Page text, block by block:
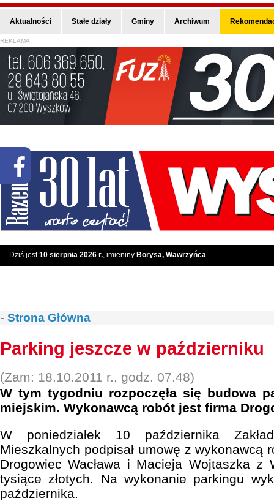
Aktualności Stałe działy Gminy Archiwum
REKLAMA
Dziś jest10 sierpnia 2026 r., imieniny Borysa, Wawrzyńca
- Strona Główna
Parking jeszcze w październiku
(Zam: 18.10.2011 r., godz. 07.48)
W tym tygodniu rozpoczęła się budowa
miejskim. Wykonawcą robót jest firma
W poniedziałek 10 października
Mieszkalnych podpisał umowę z wykonawcą
Drogowiec Wacława i Macieja Wojtaszka z
tysiące złotych. Na wykonanie parkingu
października.